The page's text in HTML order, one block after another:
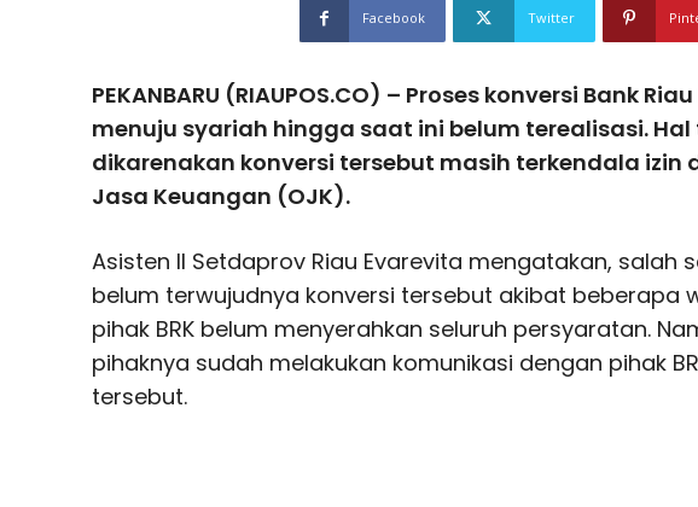
Facebook Twitter
PEKANBARU (RIAUPOS.CO) – Proses konversi Bank
menuju syariah hingga saat ini belum terealisasi. Hal
dikarenakan konversi tersebut masih terkendala izin
Jasa Keuangan (OJK).
Asisten II Setdaprov Riau Evarevita mengatakan, salah
belum terwujudnya konversi tersebut akibat beberapa
pihak BRK belum menyerahkan seluruh persyaratan.
pihaknya sudah melakukan komunikasi dengan pihak
tersebut.